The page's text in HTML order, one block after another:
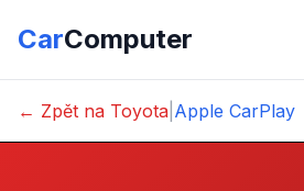
CarComputer
← Zpět na Toyota Apple CarPlay